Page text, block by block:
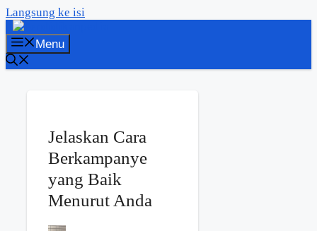
Langsung ke isi
Menu
Jelaskan Cara
Berkampanye
yang Baik
Menurut Anda